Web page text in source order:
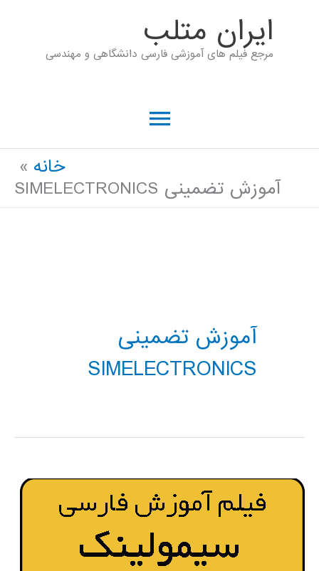
ايران متلب
مرجع فیلم های آموزشی فارسی دانشگاهی و مهندسی
فهرست
خانه
آموزش تضمینی SIMELECTRONICS
آموزش تضمینی
SIMELECTRONICS